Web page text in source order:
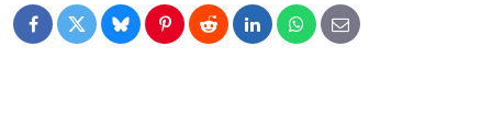
FacebookTwitterBlueskyPinterestRedditLinkedInWhatsApp
E-
mail